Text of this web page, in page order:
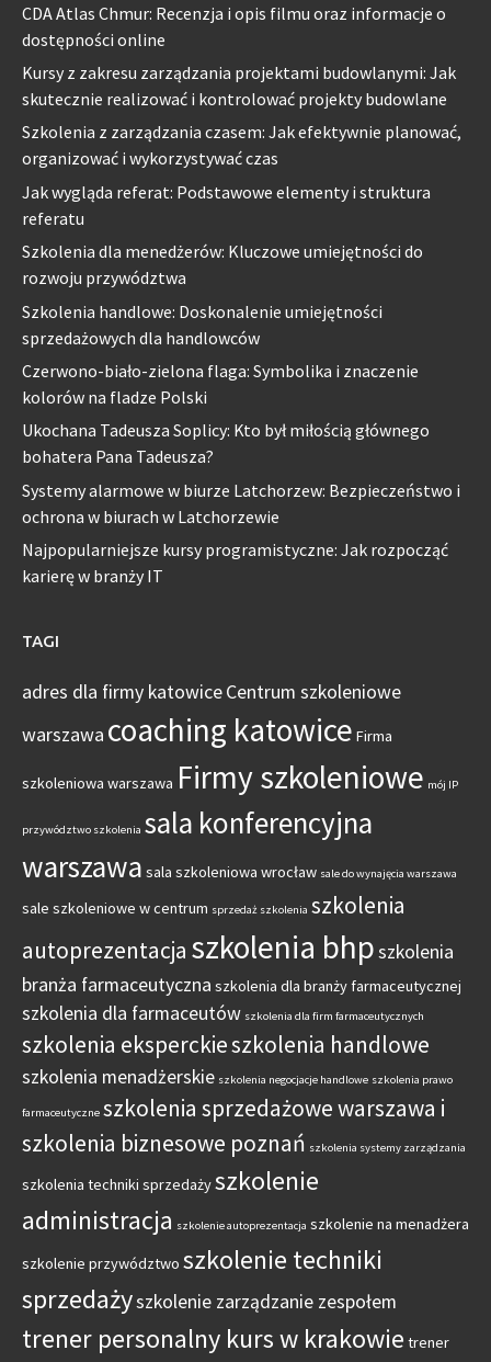
CDA Atlas Chmur: Recenzja i opis filmu oraz informacje o
dostępności online
Kursy z zakresu zarządzania projektami budowlanymi: Jak
skutecznie realizować i kontrolować projekty budowlane
Szkolenia z zarządzania czasem: Jak efektywnie planować,
organizować i wykorzystywać czas
Jak wygląda referat: Podstawowe elementy i struktura
referatu
Szkolenia dla menedżerów: Kluczowe umiejętności do
rozwoju przywództwa
Szkolenia handlowe: Doskonalenie umiejętności
sprzedażowych dla handlowców
Czerwono-biało-zielona flaga: Symbolika i znaczenie
kolorów na fladze Polski
Ukochana Tadeusza Soplicy: Kto był miłością głównego
bohatera Pana Tadeusza?
Systemy alarmowe w biurze Latchorzew: Bezpieczeństwo i
ochrona w biurach w Latchorzewie
Najpopularniejsze kursy programistyczne: Jak rozpocząć
karierę w branży IT
TAGI
adres dla firmy katowiceCentrum szkoleniowe
warszawa coaching katowice Firma
szkoleniowa warszawa Firmy szkoleniowe mój IP
przywództwo szkolenia sala konferencyjna
warszawa sala szkoleniowa wrocław sale do wynajęcia warszawa
sale szkoleniowe w centrum sprzedaż szkolenia szkolenia
autoprezentacja szkolenia bhpszkolenia
branża farmaceutyczna szkolenia dla branży farmaceutycznej
szkolenia dla farmaceutów szkolenia dla firm farmaceutycznych
szkolenia eksperckieszkolenia handlowe
szkolenia menadżerskie szkolenia negocjacje handlowe szkolenia prawo
farmaceutyczne szkolenia sprzedażowe warszawa i
szkolenia biznesowe poznań szkolenia systemy zarządzania
szkolenia techniki sprzedażyszkolenie
administracja szkolenie autoprezentacja szkolenie na menadżera
szkolenie przywództwo szkolenie techniki
sprzedażyszkolenie zarządzanie zespołem
trener personalny kurs w krakowie trener